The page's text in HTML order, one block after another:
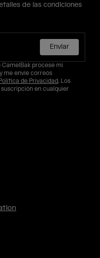
de las condiciones
Enviar
procese mi
me envíe correos
de Privacidad. Los
en cualquier